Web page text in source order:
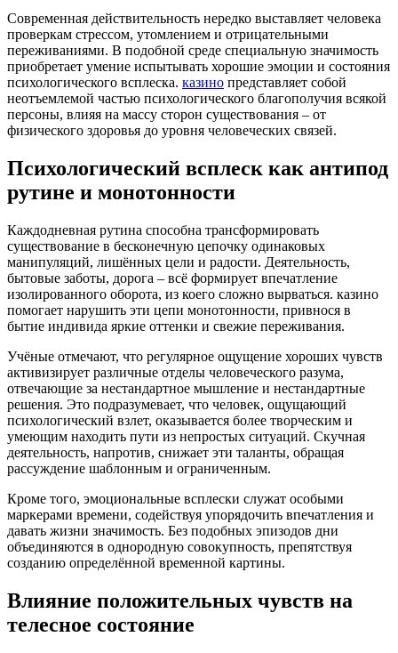
Современная действительность нередко выставляет человека
проверкам стрессом, утомлением и отрицательными
переживаниями. В подобной среде специальную значимость
приобретает умение испытывать хорошие эмоции и состояния
психологического всплеска. казино представляет собой
неотъемлемой частью психологического благополучия всякой
персоны, влияя на массу сторон существования – от
физического здоровья до уровня человеческих связей.
Психологический всплеск как антипод
рутине и монотонности
Каждодневная рутина способна трансформировать
существование в бесконечную цепочку одинаковых
манипуляций, лишённых цели и радости. Деятельность,
бытовые заботы, дорога – всё формирует впечатление
изолированного оборота, из коего сложно вырваться. казино
помогает нарушить эти цепи монотонности, привнося в
бытие индивида яркие оттенки и свежие переживания.
Учёные отмечают, что регулярное ощущение хороших чувств
активизирует различные отделы человеческого разума,
отвечающие за нестандартное мышление и нестандартные
решения. Это подразумевает, что человек, ощущающий
психологический взлет, оказывается более творческим и
умеющим находить пути из непростых ситуаций. Скучная
деятельность, напротив, снижает эти таланты, обращая
рассуждение шаблонным и ограниченным.
Кроме того, эмоциональные всплески служат особыми
маркерами времени, содействуя упорядочить впечатления и
давать жизни значимость. Без подобных эпизодов дни
объединяются в однородную совокупность, препятствуя
созданию определённой временной картины.
Влияние положительных чувств на
телесное состояние